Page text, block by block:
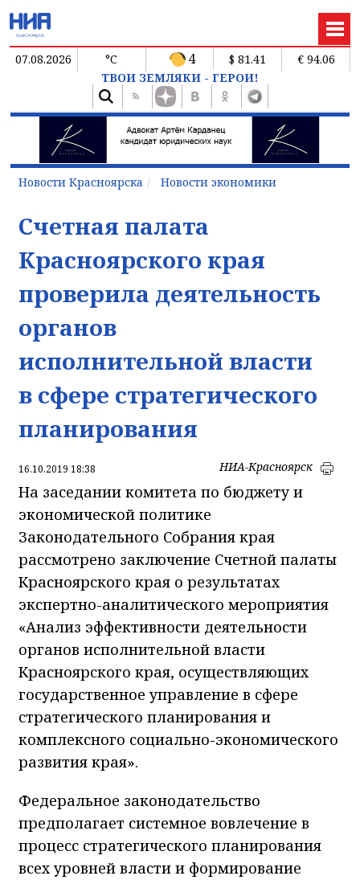
07.08.2026 °C 4 $ 81.41
€ 94.06
ТВОИ ЗЕМЛЯКИ - ГЕРОИ!
Новости Красноярска Новости экономики
Счетная палата
Красноярского края
проверила деятельность
органов
исполнительной власти
в сфере стратегического
планирования
16.10.2019 18:38 НИА-Красноярск
На заседании комитета по бюджету и
экономической политике
Законодательного Собрания края
рассмотрено заключение Счетной палаты
Красноярского края о результатах
экспертно-аналитического мероприятия
«Анализ эффективности деятельности
органов исполнительной власти
Красноярского края, осуществляющих
государственное управление в сфере
стратегического планирования и
комплексного социально-экономического
развития края».
Федеральное законодательство
предполагает системное вовлечение в
процесс стратегического планирования
всех уровней власти и формирование